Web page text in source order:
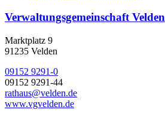
Verwaltungsgemeinschaft Velden
Marktplatz 9
91235 Velden
09152 9291-0
09152 9291-44
rathaus@velden.de
www.vgvelden.de